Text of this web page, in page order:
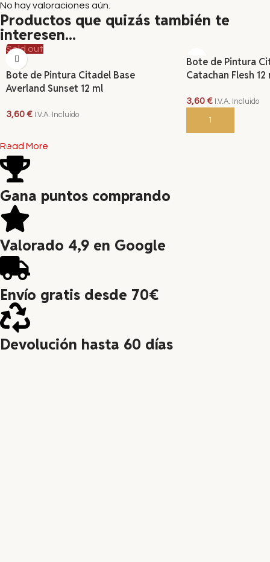
No hay valoraciones aún.
Productos que quizás también te
interesen...
Sold out
Bote de Pintura Citadel Base
Averland Sunset 12 ml
3,60€ I.V.A. Incluido
Bote de Pintura
Catachan Flesh 12
3,60€ I.V.A. Incluido
AÑADIR AL CARRITO
Read More
Gana puntos comprando
Valorado 4,9 en Google
Envío gratis desde 70€
Devolución hasta 60 días